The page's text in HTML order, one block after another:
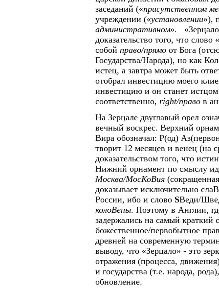
заседаний («присутственном
учреждении («установлении»),
административном».
доказательство того, что
собойправо/прямо от Бога
Государства/Народа), но как
истец, а завтра может быть
отобрал инвестицию моего
инвестицию и он станет
соответственно,right/право в
На Зерцале двуглавый орел
вечный воскрес. Верхний
Вира обозначал: Р(од)
творит 12 месяцев и венец (на
доказательством того, что
Нижний орнамент по смыслу
Москва/МосКоВия
доказывает исключительно
России, ибо и слово SВеди/
колоВены. Поэтому в Англии,
задержались на самый краткий
божественное/первобытное
древней на современную
выводу, что «Зерцало» - это
отражения (процесса,
и государства (т.е. народа,
обновление.